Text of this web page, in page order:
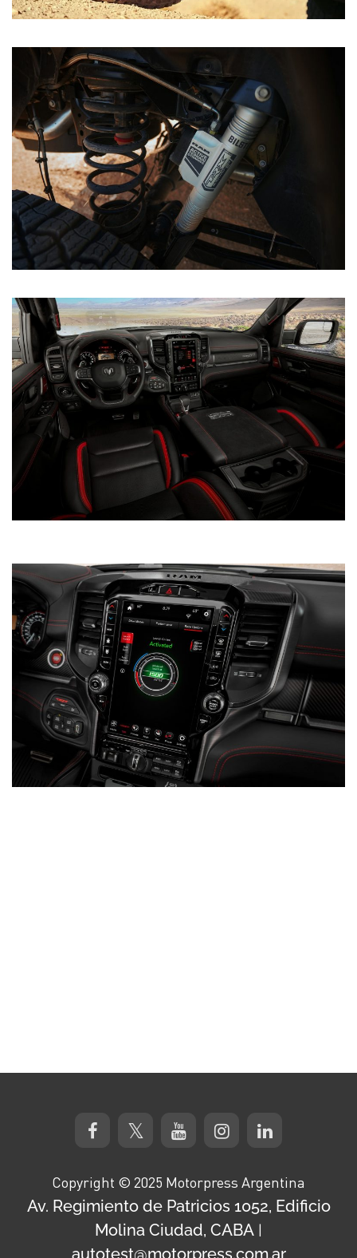
Copyright © 2025 Motorpress Argentina
Av. Regimiento de Patricios 1052, Edificio
Molina Ciudad, CABA |
autotest@motorpress.com.ar